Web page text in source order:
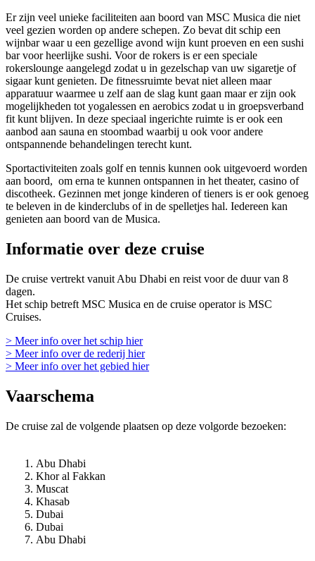
Er zijn veel unieke faciliteiten aan boord van MSC Musica die niet
veel gezien worden op andere schepen. Zo bevat dit schip een
wijnbar waar u een gezellige avond wijn kunt proeven en een sushi
bar voor heerlijke sushi. Voor de rokers is er een speciale
rokerslounge aangelegd zodat u in gezelschap van uw sigaretje of
sigaar kunt genieten. De fitnessruimte bevat niet alleen maar
apparatuur waarmee u zelf aan de slag kunt gaan maar er zijn ook
mogelijkheden tot yogalessen en aerobics zodat u in groepsverband
fit kunt blijven. In deze speciaal ingerichte ruimte is er ook een
aanbod aan sauna en stoombad waarbij u ook voor andere
ontspannende behandelingen terecht kunt.
Sportactiviteiten zoals golf en tennis kunnen ook uitgevoerd worden
aan boord, om erna te kunnen ontspannen in het theater, casino of
discotheek. Gezinnen met jonge kinderen of tieners is er ook genoeg
te beleven in de kinderclubs of in de spelletjes hal. Iedereen kan
genieten aan boord van de Musica.
Informatie over deze cruise
De cruise vertrekt vanuit Abu Dhabi en reist voor de duur van 8
dagen.
Het schip betreft MSC Musica en de cruise operator is MSC
Cruises.
> Meer info over het schip hier
> Meer info over de rederij hier
> Meer info over het gebied hier
Vaarschema
De cruise zal de volgende plaatsen op deze volgorde bezoeken:
Abu Dhabi
Khor al Fakkan
Muscat
Khasab
Dubai
Dubai
Abu Dhabi